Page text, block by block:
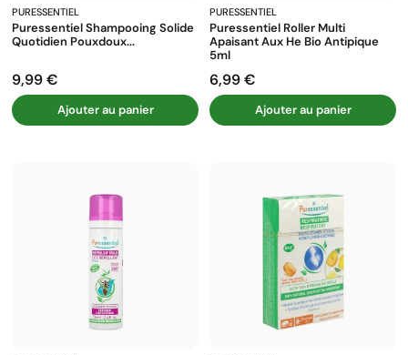
PURESSENTIEL
Puressentiel Shampooing Solide
Quotidien Pouxdoux...
Prix
9,99 €
Ajouter au panier
PURESSENTIEL
Puressentiel Roller Multi
Apaisant Aux He Bio Antipique
5ml
Prix
6,99 €
Ajouter au panier